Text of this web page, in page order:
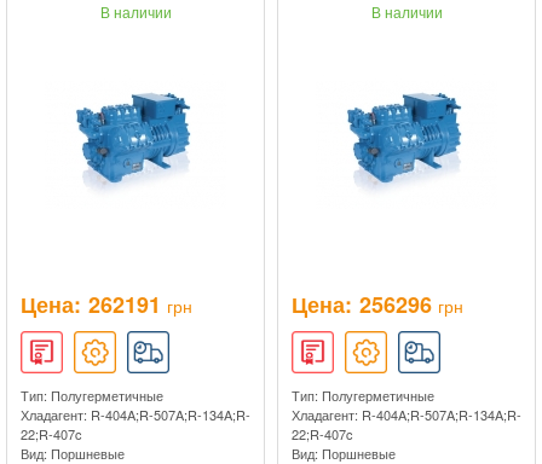
В наличии
Цена: 262191 грн
Тип: Полугерметичные
Хладагент: R-404A;R-507A;R-134A;R-
22;R-407c
Вид: Поршневые
В наличии
Цена: 256296 грн
Тип: Полугерметичные
Хладагент: R-404A;R-507A;R-134A;R-
22;R-407c
Вид: Поршневые